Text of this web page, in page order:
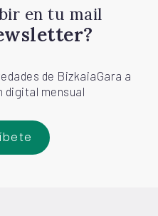
en tu mail
de BizkaiaGara a
digital mensual